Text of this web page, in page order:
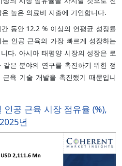
높은 의료비 지출에 기인합니다.
동안 12.2 % 이상의 연평균 성장률
인공 근육의 가장 빠르게 성장하는
다. 아시아 태평양 시장의 성장은 로
은 분야의 연구를 촉진하기 위한 정
육 기술 개발을 촉진했기 때문입니
인공 근육 시장 점유율 (%),
2025년